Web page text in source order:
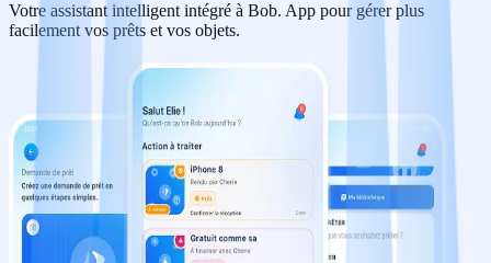
Votre assistant intelligent intégré à Bob. App pour gérer plus
facilement vos prêts et vos objets.